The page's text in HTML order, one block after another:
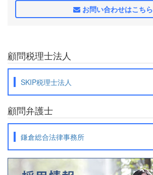
お問い合わせはこちら
顧問税理士法人
SKIP税理士法人
顧問弁護士
鎌倉総合法律事務所